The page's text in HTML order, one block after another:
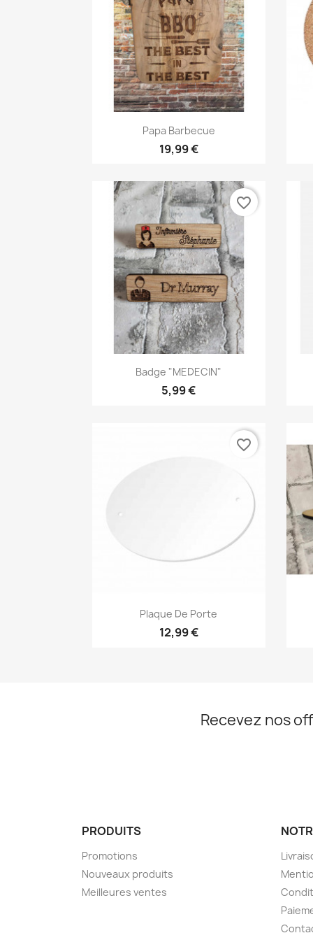
Aperçu rapide
Papa Barbecue
19,99 €
Aperçu rapide
Badge "MEDECIN"
5,99 €
favorite_border
Aperçu rapide
Plaque De Porte
12,99 €
favorite_border
Recevez nos
PRODUITS
Promotions
Nouveaux produits
Meilleures ventes